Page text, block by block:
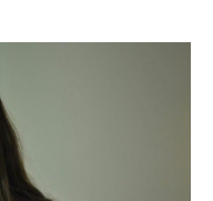
Pourmokhtari (L)